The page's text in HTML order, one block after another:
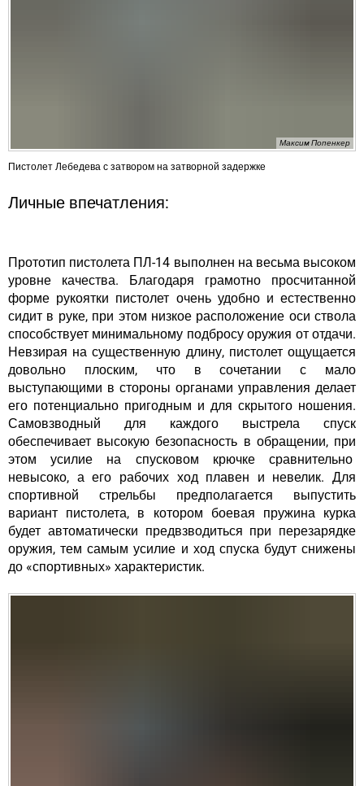
Максим Попенкер
Пистолет Лебедева с затвором на затворной задержке
Личные впечатления:
Прототип пистолета ПЛ-14 выполнен на весьма высоком
уровне качества. Благодаря грамотно просчитанной
форме рукоятки пистолет очень удобно и естественно
сидит в руке, при этом низкое расположение оси ствола
способствует минимальному подбросу оружия от отдачи.
Невзирая на существенную длину, пистолет ощущается
довольно плоским, что в сочетании с мало
выступающими в стороны органами управления делает
его потенциально пригодным и для скрытого ношения.
Самовзводный для каждого выстрела спуск
обеспечивает высокую безопасность в обращении, при
этом усилие на спусковом крючке сравнительно
невысоко, а его рабочих ход плавен и невелик. Для
спортивной стрельбы предполагается выпустить
вариант пистолета, в котором боевая пружина курка
будет автоматически предвзводиться при перезарядке
оружия, тем самым усилие и ход спуска будут снижены
до «спортивных» характеристик.